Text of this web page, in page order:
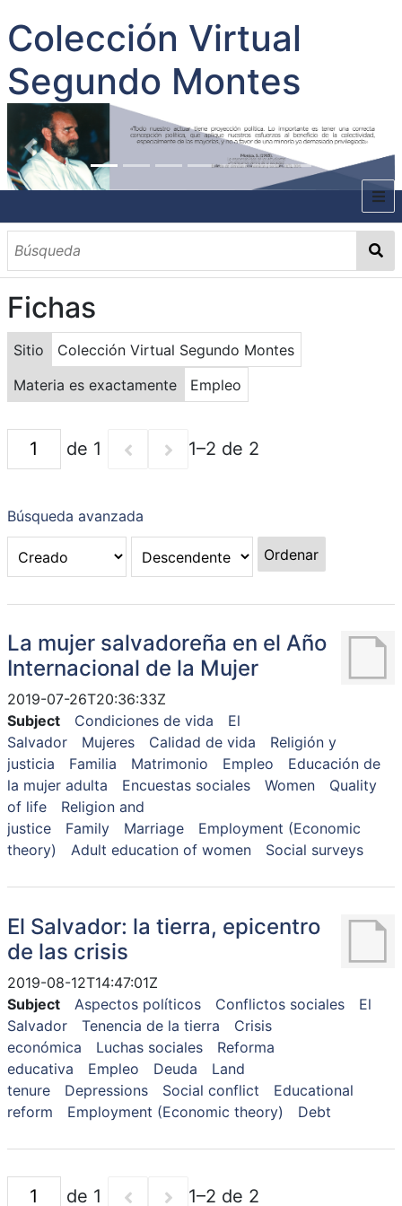
Colección Virtual
Segundo Montes
INICIO
SOBRE EL AUTOR
CONTENIDO
TODOS LOS DOCUMENTOS
CATEGORIAS
OBRAS SOBRE EL AUTOR P. SEGUNDO MONTES
MATERIAS
PALABRAS CLAVES
MULTIMEDIA
GALERÍA
Fichas
Sitio
Colección Virtual Segundo Montes
Materia es exactamente
Empleo
de 1 1–2 de 2
Búsqueda avanzada
Ordenar
La mujer salvadoreña en el Año
Internacional de la Mujer
2019-07-26T20:36:33Z
Subject
Condiciones de vida
El
Salvador
Mujeres Calidad de vida
Religión y
justicia
Familia Matrimonio Empleo
Educación de
la mujer adulta
Encuestas sociales Women
Quality
of life
Religion and
justice
Family Marriage
Employment (Economic
theory)
Adult education of women Social surveys
El Salvador: la tierra, epicentro
de las crisis
2019-08-12T14:47:01Z
Subject
Aspectos políticos Conflictos sociales
El
Salvador
Tenencia de la tierra
Crisis
económica
Luchas sociales
Reforma
educativa
Empleo Deuda
Land
tenure
Depressions Social conflict
Educational
reform
Employment (Economic theory) Debt
de 1 1–2 de 2